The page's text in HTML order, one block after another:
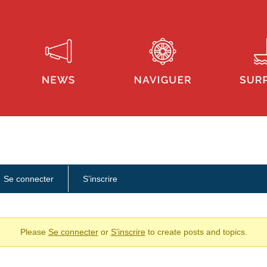
Se connecter S’inscrire
Please Se connecteror S’inscrire to create posts and topics.